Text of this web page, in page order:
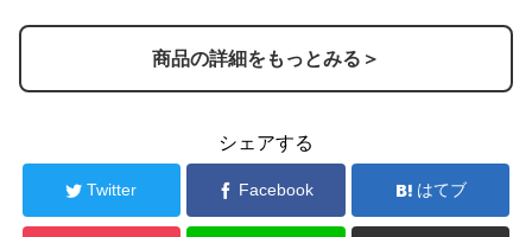
商品の詳細をもっとみる＞
シェアする
Twitter Facebook はてブ